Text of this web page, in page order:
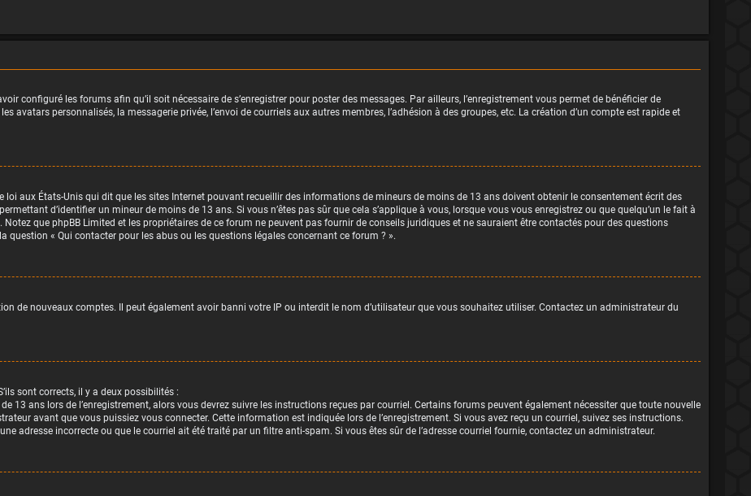
configuré les forums afin qu’il soit nécessaire de s’enregistrer pour poster des messages. Par ailleurs, l’enregistrement vous permet de bénéficier de
personnalisés, la messagerie privée, l’envoi de courriels aux autres membres, l’adhésion à des groupes, etc. La création d’un compte est rapide et
loi aux États-Unis qui dit que les sites Internet pouvant recueillir des informations de mineurs de moins de 13 ans doivent obtenir le consentement écrit des
d’identifier un mineur de moins de 13 ans. Si vous n’êtes pas sûr que cela s’applique à vous, lorsque vous vous enregistrez ou que quelqu’un le fait à
que phpBB Limited et les propriétaires de ce forum ne peuvent pas fournir de conseils juridiques et ne sauraient être contactés pour des questions
question « Qui contacter pour les abus ou les questions légales concernant ce forum ? ».
de nouveaux comptes. Il peut également avoir banni votre IP ou interdit le nom d’utilisateur que vous souhaitez utiliser. Contactez un administrateur du
sont corrects, il y a deux possibilités :
13 ans lors de l’enregistrement, alors vous devrez suivre les instructions reçues par courriel. Certains forums peuvent également nécessiter que toute nouvelle
avant que vous puissiez vous connecter. Cette information est indiquée lors de l’enregistrement. Si vous avez reçu un courriel, suivez ses instructions.
adresse incorrecte ou que le courriel ait été traité par un filtre anti-spam. Si vous êtes sûr de l’adresse courriel fournie, contactez un administrateur.